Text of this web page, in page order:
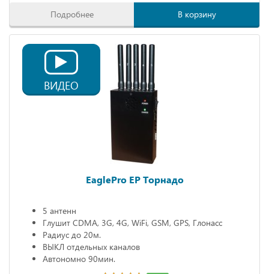
Подробнее В корзину
ВИДЕО
EaglePro EP Торнадо
5 антенн
Глушит CDMA, 3G, 4G, WiFi, GSM, GPS, Глонасс
Радиус до 20м.
ВЫКЛ отдельных каналов
Автономно 90мин.